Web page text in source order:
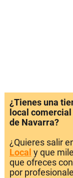
¿Tienes una
local
de Navarra?
¿Quieres salir
Local y que
que ofreces
por